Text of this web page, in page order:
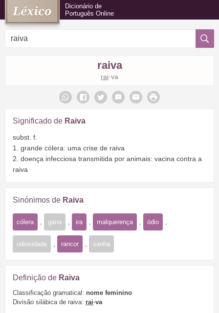
Dicionário de
Português Online
raiva
rai·va
Significado de Raiva
subst. f.
1. grande cólera: uma crise de raiva
2. doença infecciosa transmitida por animais: vacina contra a
raiva
Sinónimos de Raiva
cólera gana ira malquerença ódio
odiosidade rancor sanha
Definição de Raiva
Classificação gramatical: nome feminino
Divisão silábica de raiva: rai·va